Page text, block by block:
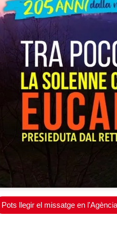
Pots llegir el missatge en